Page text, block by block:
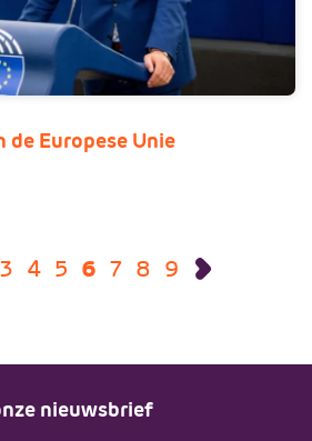
de Europese Unie
3 4 5 6 7 8 9
nieuwsbrief